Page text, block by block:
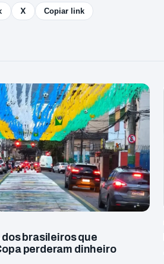
X Copiar link
brasileiros que
perderam dinheiro